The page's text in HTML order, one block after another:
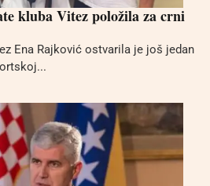
kluba Vitez položila za crni
Ena Rajković ostvarila je još jedan